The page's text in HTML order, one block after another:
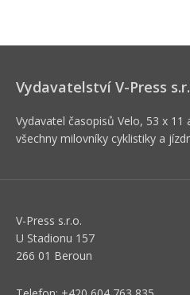
Vydavatelství V-Press
Vydavatel časopisů Velo, 53 x
všechny milovníky cyklistiky a
V-Press s.r.o.
U Stadionu 157
266 01 Beroun